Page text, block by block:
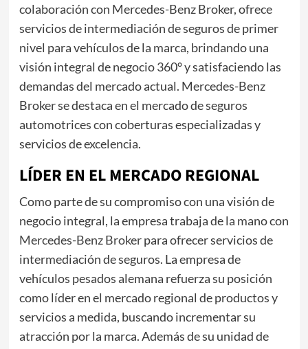
colaboración con Mercedes-Benz Broker, ofrece
servicios de intermediación de seguros de primer
nivel para vehículos de la marca, brindando una
visión integral de negocio 360° y satisfaciendo las
demandas del mercado actual. Mercedes-Benz
Broker se destaca en el mercado de seguros
automotrices con coberturas especializadas y
servicios de excelencia.
LÍDER EN EL MERCADO REGIONAL
Como parte de su compromiso con una visión de
negocio integral, la empresa trabaja de la mano con
Mercedes-Benz Brokerpara ofrecer servicios de
intermediación de seguros. La empresa de
vehículos pesados alemana refuerza su posición
como líder en el mercado regional de productos y
servicios a medida, buscando incrementar su
atracción por la marca. Además de su unidad de